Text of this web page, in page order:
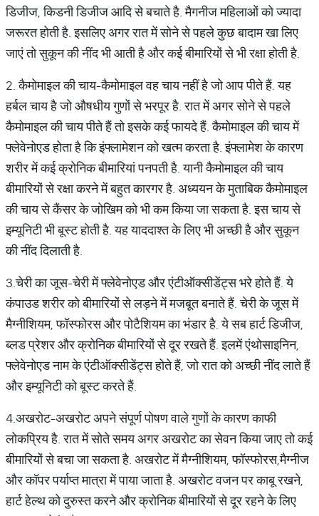
डिजीज, किडनी डिजीज आदि से बचाते है. मैगनीज महिलाओं को ज्यादा
जरूरत होती है. इसलिए अगर रात में सोने से पहले कुछ बादाम खा लिए
जाएं तो सुकून की नींद भी आती है और कई बीमारियों से भी रक्षा होती है.
2. कैमोमाइल की चाय-कैमोमाइल वह चाय नहीं है जो आप पीते हैं. यह
हर्बल चाय है जो औषधीय गुणों से भरपूर है. रात में अगर सोने से पहले
कैमोमाइल की चाय पीते हैं तो इसके कई फायदे हैं. कैमोमाइल की चाय में
फ्लेवेनोएड होता है कि इंफ्लामेशन को खत्म करता है. इंफ्लामेश के कारण
शरीर में कई क्रोनिक बीमारियां पनपती है. यानी कैमोमाइल की चाय
बीमारियों से रक्षा करने में बहुत कारगर है. अध्ययन के मुताबिक कैमोमाइल
की चाय से कैंसर के जोखिम को भी कम किया जा सकता है. इस चाय से
इम्यूनिटी भी बूस्ट होती है. यह याददाश्त के लिए भी अच्छी है और सुकून
की नींद दिलाती है.
3.चेरी का जूस-चेरी में फ्लेवेनोएड और एंटीऑक्सीडेंट्स भरे होते हैं. ये
कंपाउड शरीर को बीमारियों से लड़ने में मजबूत बनाते हैं. चेरी के जूस में
मैग्नीशियम, फॉस्फोरस और पोटैशियम का भंडार है. ये सब हार्ट डिजीज,
ब्लड प्रेशर और क्रोनिक बीमारियों से दूर रखते हैं. इलमें एंथोसाइनिन,
फ्लेवेनोएड नाम के एंटीऑक्सीडेंट्स होते हैं, जो रात को अच्छी नींद लाते हैं
और इम्यूनिटी को बूस्ट करते हैं.
4.अखरोट-अखरोट अपने संपूर्ण पोषण वाले गुणों के कारण काफी
लोकप्रिय है. रात में सोते समय अगर अखरोट का सेवन किया जाए तो कई
बीमारियों से बचा जा सकता है. अखरोट में मैग्नीशियम, फॉस्फोरस,मैग्नीज
और कॉपर पर्याप्त मात्रा में पाया जाता है. अखरोट वजन पर काबू रखने,
हार्ट हेल्थ को दुरुस्त करने और क्रोनिक बीमारियों से दूर रहने के लिए